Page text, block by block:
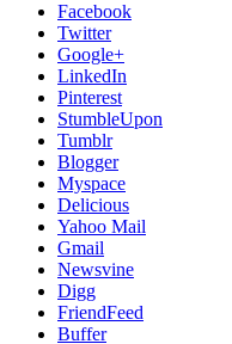
Facebook
Twitter
Google+
LinkedIn
Pinterest
StumbleUpon
Tumblr
Blogger
Myspace
Delicious
Yahoo Mail
Gmail
Newsvine
Digg
FriendFeed
Buffer